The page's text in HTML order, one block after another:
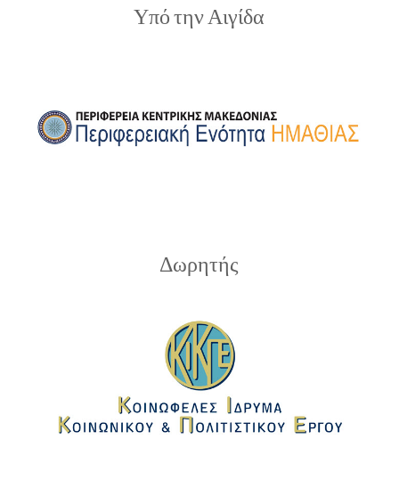
Υπό την Αιγίδα
Δωρητής